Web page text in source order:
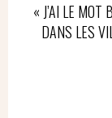
« J’AI LE MOT
DANS LES